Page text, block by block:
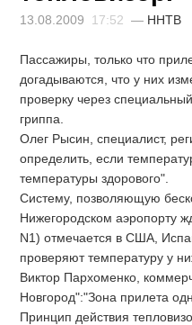
13.08.2009 17:52 — ННТВ
Пассажиры, только что
догадываются, что у них
проверку через
гриппа.
Олег Рысин, специалист,
определить, если
температуры здорового".
Систему, позволяющую
Нижегородском аэропорту
N1) отмечается в США,
проверяют температуру у
Виктор Пархоменко,
Новгород":"Зона прилета
Принцип действия